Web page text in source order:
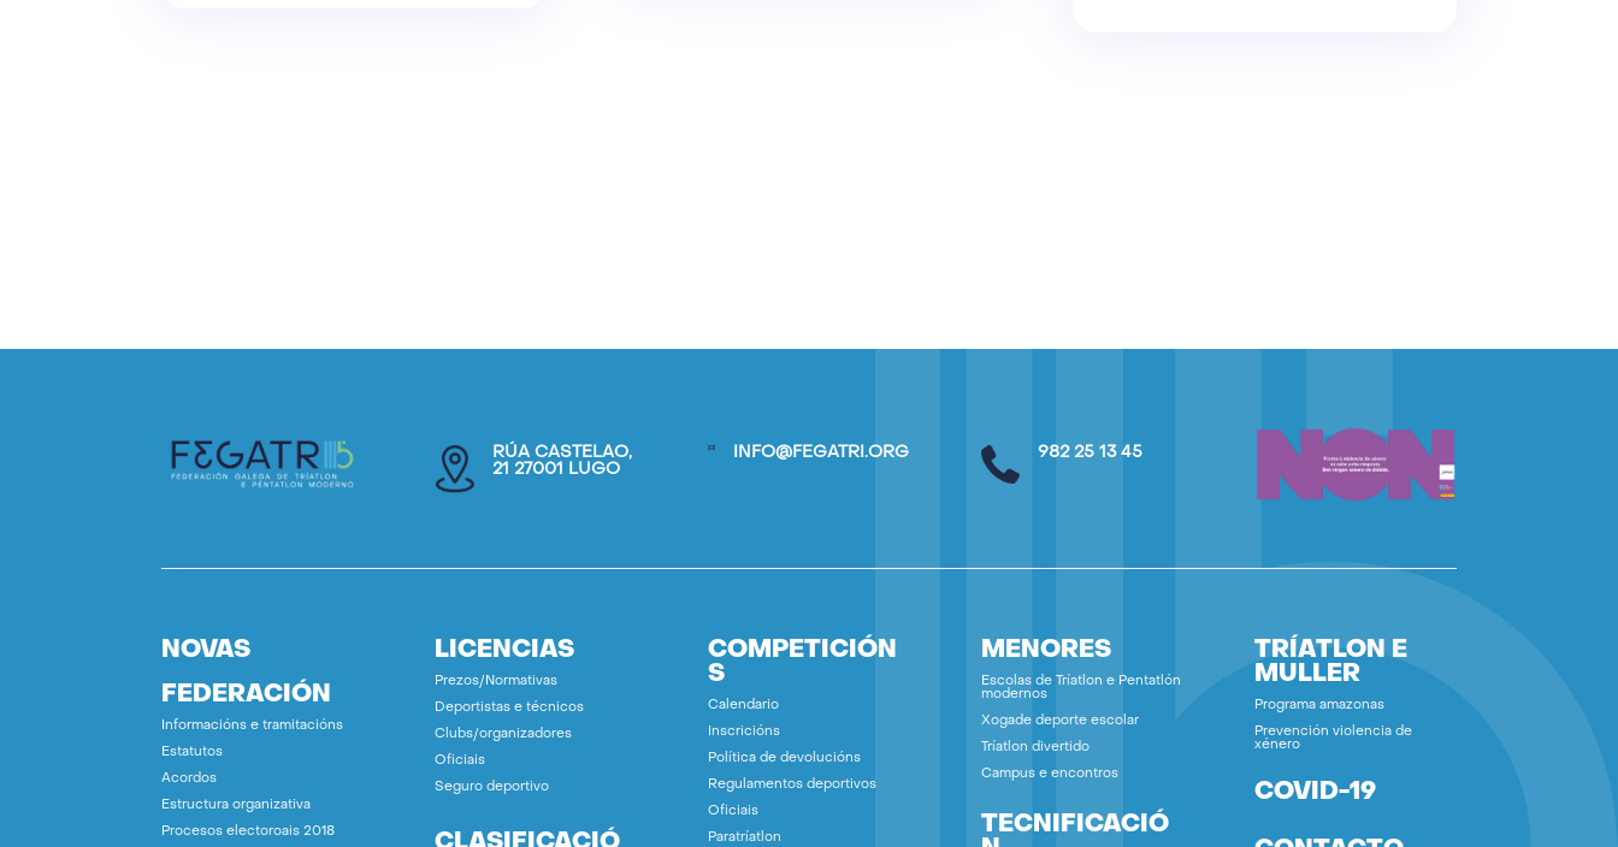
RÚA CASTELAO,
21 27001 LUGO
INFO@FEGATRI.ORG 982 25 13 45
NOVAS
FEDERACIÓN
Informacións e tramitacións
Estatutos
Acordos
Estructura organizativa
Procesos electoroais 2018
LICENCIAS
Prezos/Normativas
Deportistas e técnicos
Clubs/organizadores
Oficiais
Seguro deportivo
COMPETICIÓN
S
Calendario
Inscricións
Política de devolucións
Regulamentos deportivos
Oficiais
Paratríatlon
MENORES
Escolas de Tríatlon e Pentatlón
modernos
Xogade deporte escolar
Tríatlon divertido
Campus e encontros
TECNIFICACIÓ
TRÍATLON E
MULLER
Programa amazonas
Prevención violencia de
xénero
COVID-19